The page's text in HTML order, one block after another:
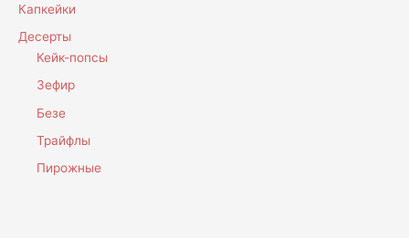
Капкейки
Десерты
Кейк-попсы
Зефир
Безе
Трайфлы
Пирожные